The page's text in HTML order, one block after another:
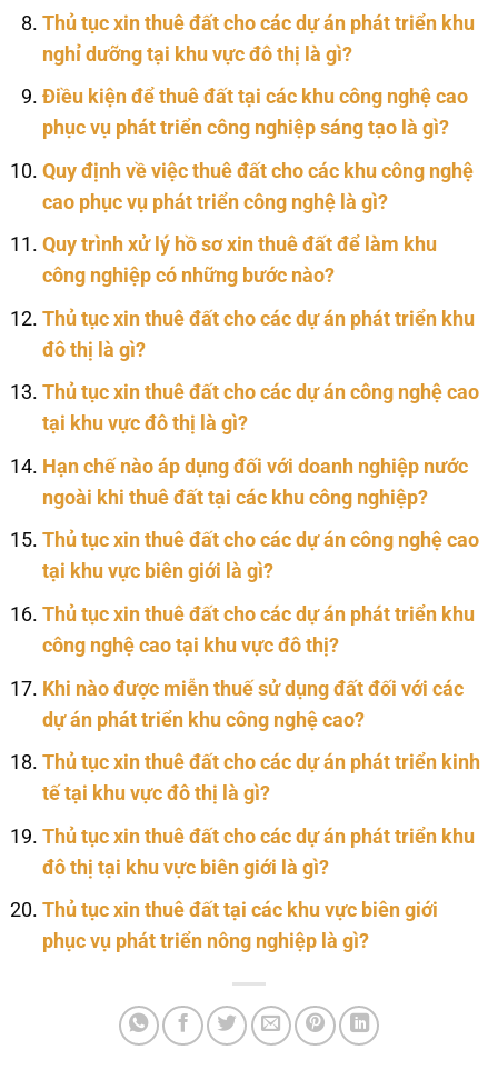
Thủ tục xin thuê đất cho các dự án phát triển khu
nghỉ dưỡng tại khu vực đô thị là gì?
Điều kiện để thuê đất tại các khu công nghệ cao
phục vụ phát triển công nghiệp sáng tạo là gì?
Quy định về việc thuê đất cho các khu công nghệ
cao phục vụ phát triển công nghệ là gì?
Quy trình xử lý hồ sơ xin thuê đất để làm khu
công nghiệp có những bước nào?
Thủ tục xin thuê đất cho các dự án phát triển khu
đô thị là gì?
Thủ tục xin thuê đất cho các dự án công nghệ cao
tại khu vực đô thị là gì?
Hạn chế nào áp dụng đối với doanh nghiệp nước
ngoài khi thuê đất tại các khu công nghiệp?
Thủ tục xin thuê đất cho các dự án công nghệ cao
tại khu vực biên giới là gì?
Thủ tục xin thuê đất cho các dự án phát triển khu
công nghệ cao tại khu vực đô thị?
Khi nào được miễn thuế sử dụng đất đối với các
dự án phát triển khu công nghệ cao?
Thủ tục xin thuê đất cho các dự án phát triển kinh
tế tại khu vực đô thị là gì?
Thủ tục xin thuê đất cho các dự án phát triển khu
đô thị tại khu vực biên giới là gì?
Thủ tục xin thuê đất tại các khu vực biên giới
phục vụ phát triển nông nghiệp là gì?